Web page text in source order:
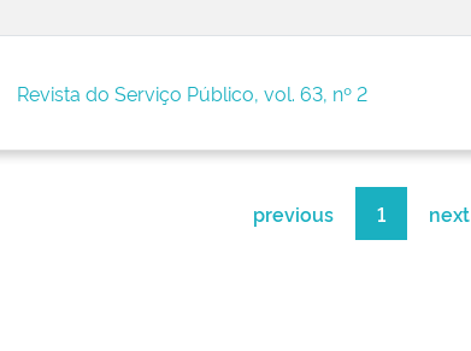
Revista do Serviço Público, vol. 63, nº 2
previous 1 next